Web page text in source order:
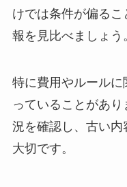
けでは条件が偏る
報を見比べましょう
特に費用やルール
っていることがあ
況を確認し、古い
大切です。